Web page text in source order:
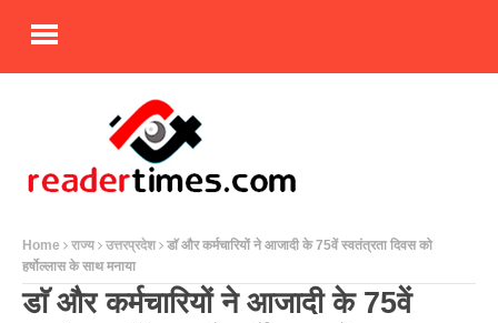
Home राज्य उत्तरप्रदेश
डाॅ और कर्मचारियों ने आजादी के 75वें स्वतंत्रता दिवस को
हर्षोल्लास के साथ मनाया
डाॅ और कर्मचारियों ने आजादी के 75वें